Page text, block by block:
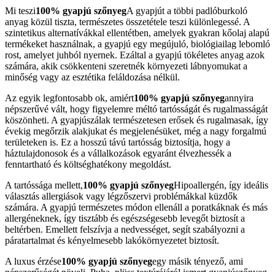
Mi teszi100% gyapjú szőnyegA gyapjút a többi padlóburkoló
anyag közül tiszta, természetes összetétele teszi különlegessé. A
szintetikus alternatívákkal ellentétben, amelyek gyakran kőolaj alapú
termékeket használnak, a gyapjú egy megújuló, biológiailag lebomló
rost, amelyet juhból nyernek. Ezáltal a gyapjú tökéletes anyag azok
számára, akik csökkenteni szeretnék környezeti lábnyomukat a
minőség vagy az esztétika feláldozása nélkül.
Az egyik legfontosabb ok, amiért100% gyapjú szőnyegannyira
népszerűvé vált, hogy figyelemre méltó tartósságát és rugalmasságát
köszönheti. A gyapjúszálak természetesen erősek és rugalmasak, így
évekig megőrzik alakjukat és megjelenésüket, még a nagy forgalmú
területeken is. Ez a hosszú távú tartósság biztosítja, hogy a
háztulajdonosok és a vállalkozások egyaránt élvezhessék a
fenntartható és költséghatékony megoldást.
A tartóssága mellett,100% gyapjú szőnyegHipoallergén, így ideális
választás allergiások vagy légzőszervi problémákkal küzdők
számára. A gyapjú természetes módon ellenáll a poratkáknak és más
allergéneknek, így tisztább és egészségesebb levegőt biztosít a
beltérben. Emellett felszívja a nedvességet, segít szabályozni a
páratartalmat és kényelmesebb lakókörnyezetet biztosít.
A luxus érzése100% gyapjú szőnyegegy másik tényező, ami